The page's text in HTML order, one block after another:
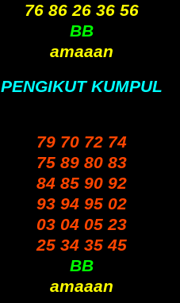
76 86 26 36 56
BB
amaaan
PENGIKUT KUMPUL
79 70 72 74
75 89 80 83
84 85 90 92
93 94 95 02
03 04 05 23
25 34 35 45
BB
amaaan